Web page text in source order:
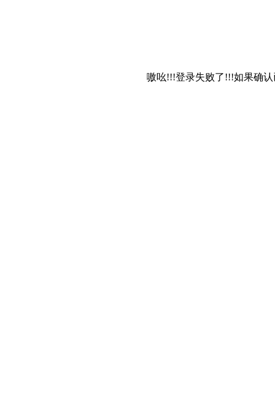
嗷吆!!!登录失败了!!!如果确